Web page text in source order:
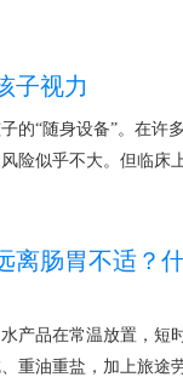
子视力
的“随身设备”。在许
险似乎不大。但临床
离肠胃不适？
产品在常温放置，短
重油重盐，加上旅途